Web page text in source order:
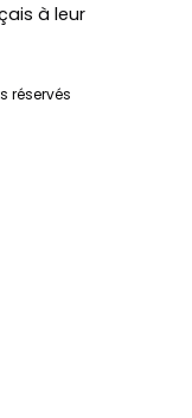
à leur
réservés